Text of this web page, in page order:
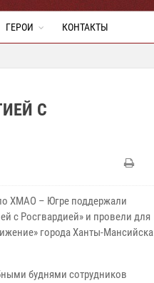
ГЕРОИ КОНТАКТЫ
С
ХМАО – Югре поддержали
с Росгвардией» и провели для
города Ханты-Мансийска
буднями сотрудников